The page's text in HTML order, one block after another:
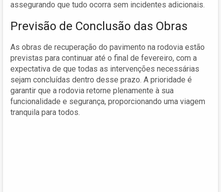
assegurando que tudo ocorra sem incidentes adicionais.
Previsão de Conclusão das Obras
As obras de recuperação do pavimento na rodovia estão
previstas para continuar até o final de fevereiro, com a
expectativa de que todas as intervenções necessárias
sejam concluídas dentro desse prazo. A prioridade é
garantir que a rodovia retorne plenamente à sua
funcionalidade e segurança, proporcionando uma viagem
tranquila para todos.